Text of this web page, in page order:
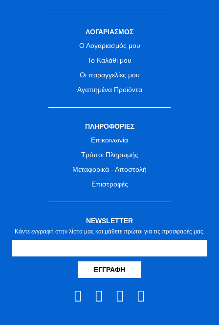
ΛΟΓΑΡΙΑΣΜΟΣ
Ο Λογαριασμός μου
Το Καλάθι μου
Οι παραγγελίες μου
Αγαπημένα Προϊόντα
ΠΛΗΡΟΦΟΡΙΕΣ
Επικοινωνία
Τρόποι Πληρωμής
Μεταφορικά - Αποστολή
Επιστροφές
NEWSLETTER
Κάντε εγγραφή στην λίστα μας και μάθετε πρώτοι για τις προσφορές μας.
ΕΓΓΡΑΦΉ